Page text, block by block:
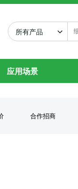
所有产品
应用场景
合作招商